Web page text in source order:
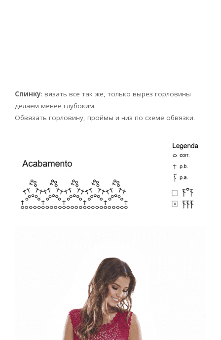
Спинку: вязать все так же, только вырез горловины
делаем менее глубоким.
Обвязать горловину, проймы и низ по схеме обвязки.